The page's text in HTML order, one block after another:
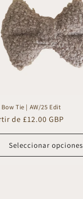
Tie | AW/25 Edit
de £12.00 GBP
Seleccionar opciones